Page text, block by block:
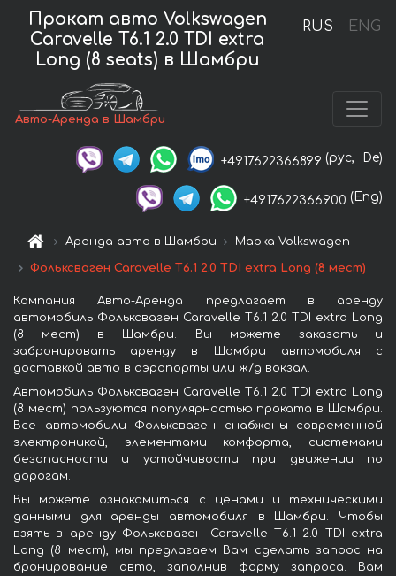
RUS ENG
Прокат авто Volkswagen
Caravelle T6.1 2.0 TDI extra
Long (8 seats) в Шамбри
Авто-Аренда в Шамбри
+4917622366899 (рус, De)
+4917622366900 (Eng)
Аренда авто в Шамбри Марка Volkswagen
Фольксваген Caravelle T6.1 2.0 TDI extra Long (8 мест)
Компания Авто-Аренда предлагает в аренду
автомобиль Фольксваген Caravelle T6.1 2.0 TDI extra Long
(8 мест) в Шамбри. Вы можете заказать и
забронировать аренду в Шамбри автомобиля с
доставкой авто в аэропорты или ж/д вокзал.
Автомобиль Фольксваген Caravelle T6.1 2.0 TDI extra Long
(8 мест) пользуются популярностью проката в Шамбри.
Все автомобили Фольксваген снабжены современной
электроникой, элементами комфорта, системами
безопасности и устойчивости при движении по
дорогам.
Вы можете ознакомиться с ценами и техническими
данными для аренды автомобиля в Шамбри. Чтобы
взять в аренду Фольксваген Caravelle T6.1 2.0 TDI extra
Long (8 мест), мы предлагаем Вам сделать запрос на
бронирование авто, заполнив форму запроса. Вам